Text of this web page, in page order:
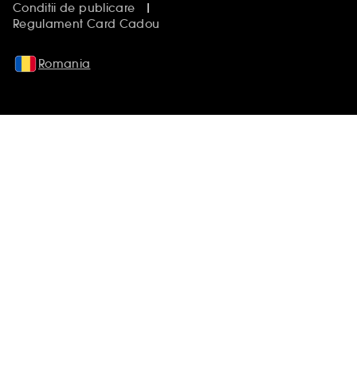
Conditii de publicare
Regulament Card Cadou
Romania